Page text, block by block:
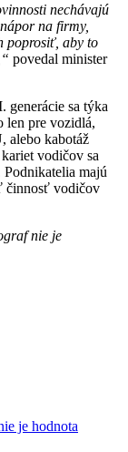
nechávajú
na firmy,
poprosiť, aby to
povedal minister
generácie sa týka
len pre vozidlá,
alebo kabotáž
vodičov sa
majú
činnosť vodičov
nie je
je hodnota